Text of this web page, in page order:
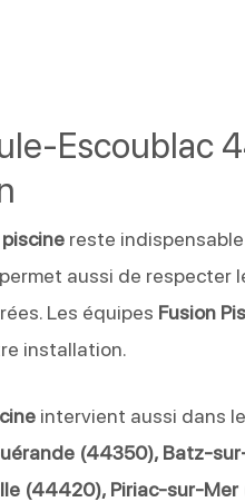
Escoublac
reste
aussi de respecter
Les équipes Fusion
installation.
intervient aussi dans
(44350), Batz-
(44420), Piriac-sur-